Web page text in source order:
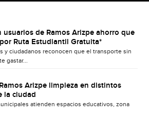
usuarios de Ramos Arizpe ahorro que
Ruta Estudiantil Gratuita*
y ciudadanos reconocen que el transporte sin
gastar...
Arizpe limpieza en distintos
la ciudad
atienden espacios educativos, zona